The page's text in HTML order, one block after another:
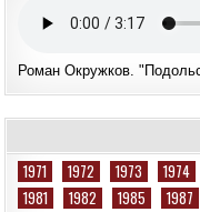
Роман Окружков.
1971 1972 1973 1974
1981
1982 1985 1987